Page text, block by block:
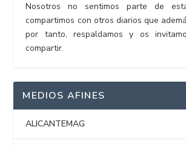
Nosotros no sentimos parte de
compartimos con otros diarios que
por tanto, respaldamos y os
compartir.
MEDIOS AFINES
ALICANTEMAG